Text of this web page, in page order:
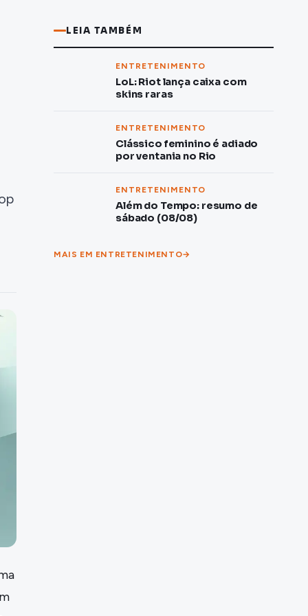
LEIA TAMBÉM
ENTRETENIMENTO
LoL: Riot lança caixa com
skins raras
ENTRETENIMENTO
Clássico feminino é adiado
por ventania no Rio
ENTRETENIMENTO
Além do Tempo: resumo de
sábado (08/08)
MAIS EM ENTRETENIMENTO